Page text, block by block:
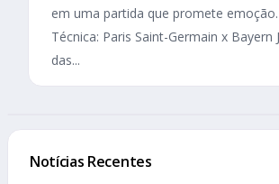
em uma partida que promete emoção.
Técnica: Paris Saint-Germain x Bayern
das...
Notícias Recentes